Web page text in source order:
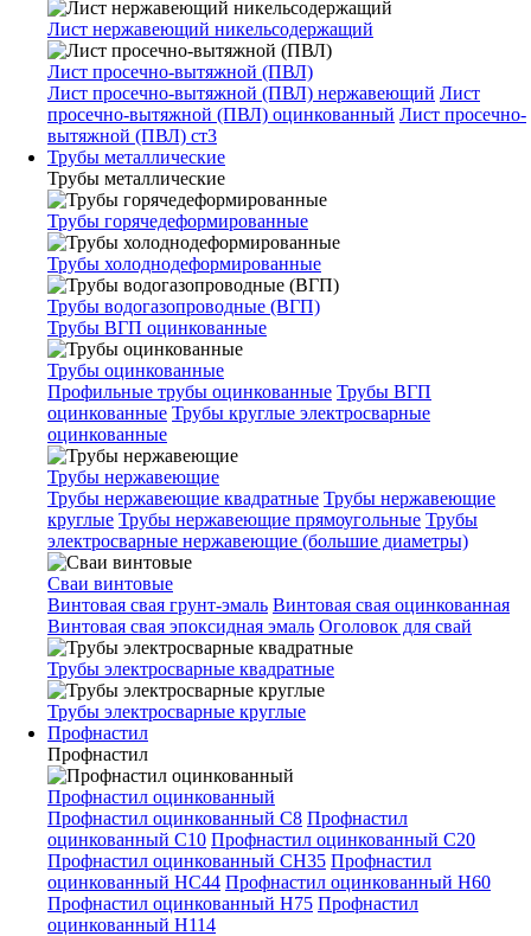
Лист нержавеющий никельсодержащий
Лист просечно-вытяжной (ПВЛ)
Лист просечно-вытяжной (ПВЛ) нержавеющий Лист
просечно-вытяжной (ПВЛ) оцинкованный Лист просечно-
вытяжной (ПВЛ) ст3
Трубы металлические
Трубы металлические
Трубы горячедеформированные
Трубы холоднодеформированные
Трубы водогазопроводные (ВГП)
Трубы ВГП оцинкованные
Трубы оцинкованные
Профильные трубы оцинкованные Трубы ВГП
оцинкованные Трубы круглые электросварные
оцинкованные
Трубы нержавеющие
Трубы нержавеющие квадратные Трубы нержавеющие
круглые Трубы нержавеющие прямоугольные Трубы
электросварные нержавеющие (большие диаметры)
Сваи винтовые
Винтовая свая грунт-эмаль Винтовая свая оцинкованная
Винтовая свая эпоксидная эмаль Оголовок для свай
Трубы электросварные квадратные
Трубы электросварные круглые
Профнастил
Профнастил
Профнастил оцинкованный
Профнастил оцинкованный С8 Профнастил
оцинкованный С10 Профнастил оцинкованный С20
Профнастил оцинкованный СН35 Профнастил
оцинкованный НС44 Профнастил оцинкованный Н60
Профнастил оцинкованный Н75 Профнастил
оцинкованный Н114